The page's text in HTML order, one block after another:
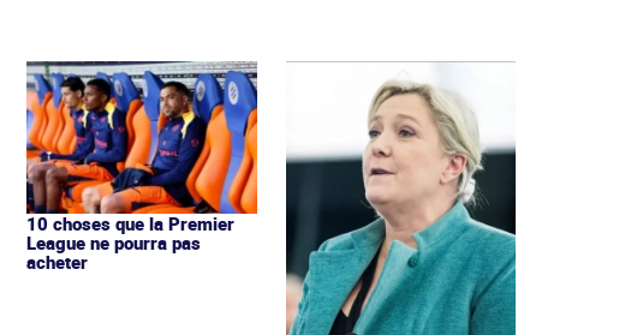
10 choses que la Premier
League ne pourra pas
acheter